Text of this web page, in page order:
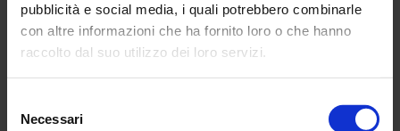
pubblicità e social media, i quali potrebbero combinarle
con altre informazioni che ha fornito loro o che hanno
raccolto dal suo utilizzo dei loro servizi.
di confidenzialità
delNecessari
Create l'account